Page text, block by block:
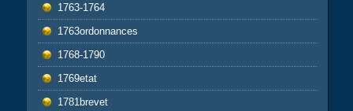
1763-1764
1763ordonnances
1768-1790
1769etat
1781brevet